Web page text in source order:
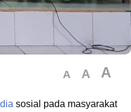
A A A
sosial pada masyarakat